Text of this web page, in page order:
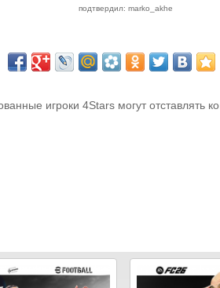
подтвердил: marko_akhe
игроки 4Stars могут отставлять